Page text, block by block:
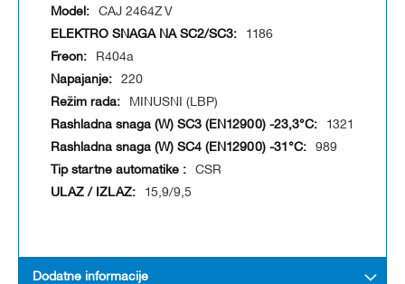
CAJ 2464Z V
1186
R404a
220
MINUSNI (LBP)
1321
989
CSR
15,9/9,5
Dodatne informacije